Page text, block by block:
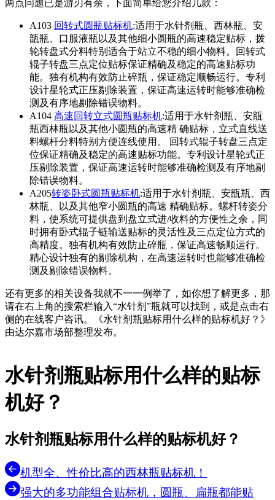
两点问题已是游刃有余，下面简单给您介绍几款：
A103 回转式圆瓶贴标机:适用于水针剂瓶、西林瓶、安
瓿瓶、口服液瓶以及其他细小圆瓶的高速稳定贴标，拨
轮转盘式分料特别适合于站立不稳的细小物料。回转式
辊子转盘三点定位贴标保证精确及稳定的高速贴标功
能。独有机构有效防止碎瓶，保证稳定顺畅运行。专利
设计星轮式正压剔除装置，保证高速运转时能够准确检
测及有序地剔除错误物料。
A104 高速回转立式圆瓶贴标机:适用于水针剂瓶、安瓿
瓶西林瓶以及其他小圆瓶的高速精 确贴标，立式直线送
料螺杆分料特别方便连线使用。 回转式辊子转盘三点定
位保证精确及稳定的高速贴标功能。专利设计星轮式正
压剔除装置，保证高速运转时能够准确检测及有序地剔
除错误物料。
A205转姿卧式圆瓶贴标机:适用于水针剂瓶、安瓿瓶、西
林瓶、以及其他窄小圆瓶的高速 精确贴标。螺杆转姿分
料，使系统可提供盘到盘立式进/收料的方便性之余，同
时拥有卧式辊子链输送贴标的灵活性及三点定位方式的
高精度。独有机构有效防止碎瓶，保证高速畅顺运行。
精心设计独有的剔除机构，在高速运转时也能够准确检
测及剔除错误物料。
还有更多的相关设备我就不一一例举了，如你想了解更多，那
请在右上角的搜索栏输入“水针剂”瓶就可以找到，或是点击右
侧的在线客户咨讯。《水针剂瓶贴标用什么样的贴标机好？》
由达尔嘉市场部整理发布。
水针剂瓶贴标用什么样的贴标
机好？
水针剂瓶贴标用什么样的贴标机好？
机型全、性价比高的西林瓶贴标机！
强大的多功能组合贴标机，圆瓶、扁瓶都能贴